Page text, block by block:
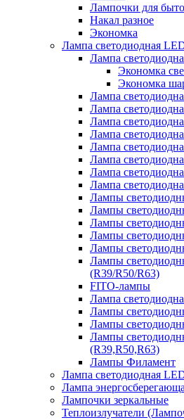
Лампочки для
Накал разное
Экономка
Лампа светодиодная
Лампа
Экономка
Экономка
Лампа
Лампа
Лампа
Лампа
Лампа
Лампа
Лампа
Лампа
Лампы
Лампы
Лампы
Лампы
Лампы
Лампы
(R39/R50/R63)
FITO-лампы
Лампа
Лампы
Лампы
Лампы
(R39,R50,R63)
Лампы Филамент
Лампа светодиодная
Лампа
Лампочки зеркальные
Теплоизлучатели